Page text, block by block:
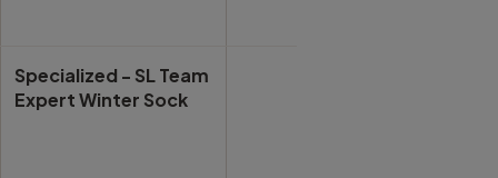
Specialized - SL Team
Expert Winter Sock